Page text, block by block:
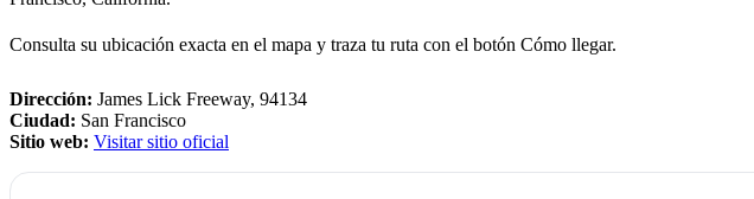
Consulta su ubicación exacta en el mapa y traza tu ruta con el botón Cómo llegar.
Dirección: James Lick Freeway, 94134
Ciudad: San Francisco
Sitio web: Visitar sitio oficial